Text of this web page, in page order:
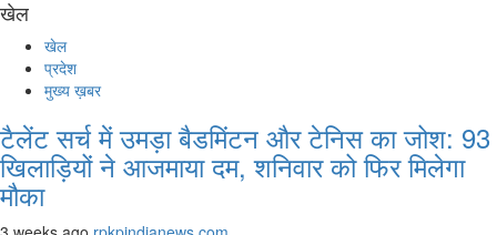
खेल
खेल
प्रदेश
मुख्य ख़बर
टैलेंट सर्च में उमड़ा बैडमिंटन और टेनिस का जोश: 93
खिलाड़ियों ने आजमाया दम, शनिवार को फिर मिलेगा
मौका